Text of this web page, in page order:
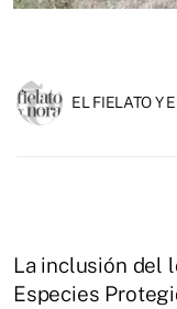
EL FIELATO Y
La inclusión del
Especies